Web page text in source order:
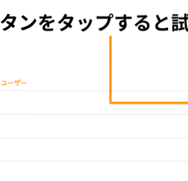
[---／---]
投稿してみませんか？